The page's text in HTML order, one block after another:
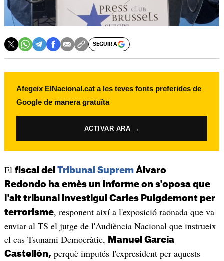
SEGUIR A
Afegeix ElNacional.cat a les teves fonts preferides de
Google de manera gratuïta
ACTIVAR ARA →
El fiscal del Tribunal SupremÁlvaro
Redondo ha emès un informe on s'oposa que
l'alt tribunal investigui Carles Puigdemont per
terrorisme, responent així a l'exposició raonada que va
enviar al TS el jutge de l'Audiència Nacional que instrueix
el cas Tsunami Democràtic, Manuel García
Castellón, perquè imputés l'expresident per aquests